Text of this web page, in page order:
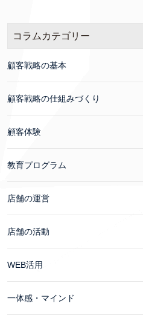
コラムカテゴリー
顧客戦略の基本
顧客戦略の仕組みづくり
顧客体験
教育プログラム
店舗の運営
店舗の活動
WEB活用
一体感・マインド